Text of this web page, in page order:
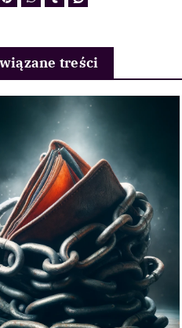
treści